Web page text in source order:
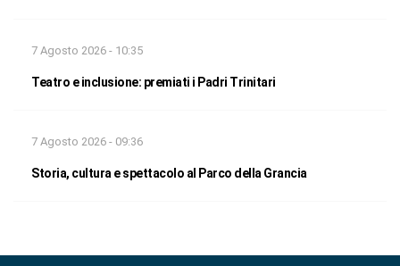
7 Agosto 2026 - 10:35
Teatro e inclusione: premiati i Padri Trinitari
7 Agosto 2026 - 09:36
Storia, cultura e spettacolo al Parco della Grancia